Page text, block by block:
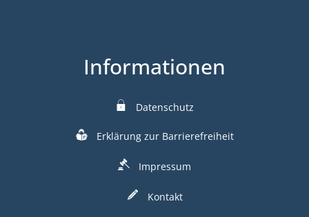
Informationen
Datenschutz
Erklärung zur Barrierefreiheit
Impressum
Kontakt